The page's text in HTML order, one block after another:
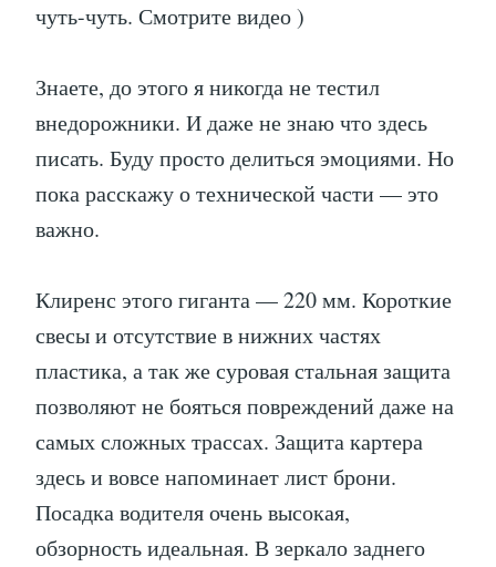
чуть-чуть. Смотрите видео )
Знаете, до этого я никогда не тестил
внедорожники. И даже не знаю что здесь
писать. Буду просто делиться эмоциями. Но
пока расскажу о технической части — это
важно.
Клиренс этого гиганта — 220 мм. Короткие
свесы и отсутствие в нижних частях
пластика, а так же суровая стальная защита
позволяют не бояться повреждений даже на
самых сложных трассах. Защита картера
здесь и вовсе напоминает лист брони.
Посадка водителя очень высокая,
обзорность идеальная. В зеркало заднего